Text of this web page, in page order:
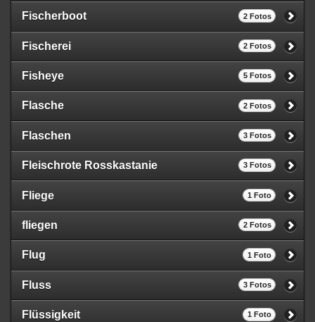
Fischerboot 2 Fotos
Fischerei 2 Fotos
Fisheye 5 Fotos
Flasche 2 Fotos
Flaschen 3 Fotos
Fleischrote Rosskastanie 3 Fotos
Fliege 1 Foto
fliegen 2 Fotos
Flug 1 Foto
Fluss 3 Fotos
Flüssigkeit 1 Foto